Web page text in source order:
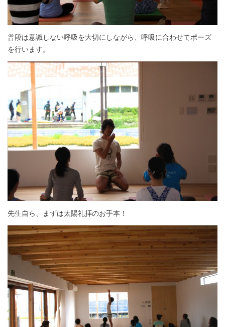
普段は意識しない呼吸を大切にしながら、呼吸に合わせてポーズ
を行います。
先生自ら、まずは太陽礼拝のお手本！